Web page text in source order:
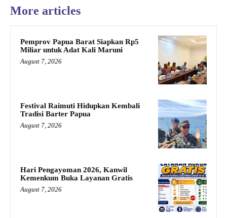
More articles
Pemprov Papua Barat Siapkan Rp5
Miliar untuk Adat Kali Maruni
August 7, 2026
Festival Raimuti Hidupkan Kembali
Tradisi Barter Papua
August 7, 2026
Hari Pengayoman 2026, Kanwil
Kemenkum Buka Layanan Gratis
August 7, 2026